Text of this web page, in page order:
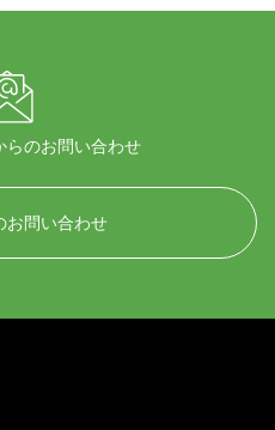
らのお問い合わせ
お問い合わせ